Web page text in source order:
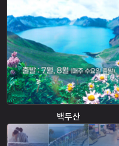
백두산